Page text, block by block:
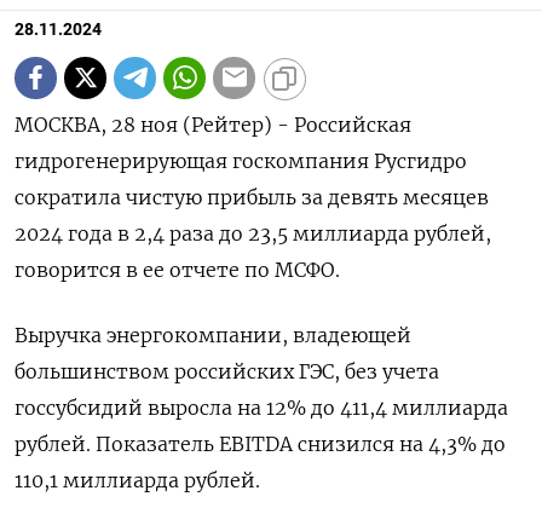
28.11.2024
МОСКВА, 28 ноя (Рейтер) - Российская
гидрогенерирующая госкомпания Русгидро
сократила чистую прибыль за девять месяцев
2024 года в 2,4 раза до 23,5 миллиарда рублей,
говорится в ее отчете по МСФО.
Выручка энергокомпании, владеющей
большинством российских ГЭС, без учета
госсубсидий выросла на 12% до 411,4 миллиарда
рублей. Показатель EBITDA снизился на 4,3% до
110,1 миллиарда рублей.